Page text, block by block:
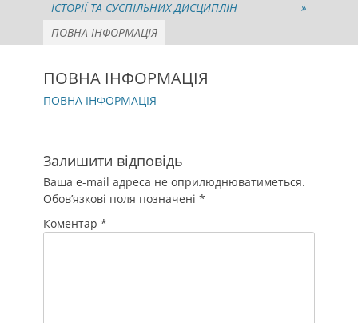
ІСТОРІЇ ТА СУСПІЛЬНИХ ДИСЦИПЛІН
»
ПОВНА ІНФОРМАЦІЯ
ПОВНА ІНФОРМАЦІЯ
ПОВНА ІНФОРМАЦІЯ
Залишити відповідь
Ваша e-mail адреса не оприлюднюватиметься.
Обов’язкові поля позначені *
Коментар *